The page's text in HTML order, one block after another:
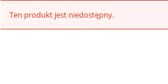
Ten produkt jest niedostępny.